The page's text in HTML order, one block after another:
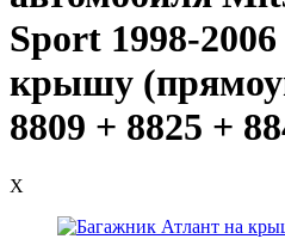
Sport 1998-
крышу
8809 + 8825 +
X